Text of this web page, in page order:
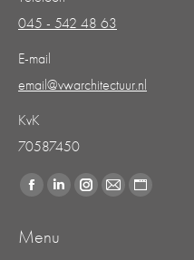
045 - 542 48 63
E-mail
email@vwarchitectuur.nl
KvK
70587450
Vind ons op:
Facebook
opens
Linkedin
opens
Instagram
MailWebsite
Menu